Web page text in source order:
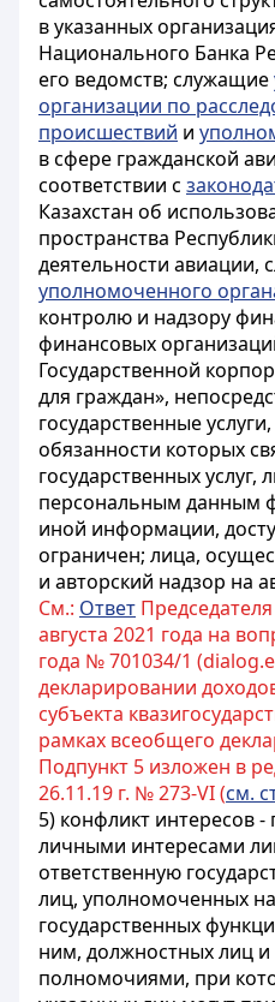
в указанных
Национального Банка
его ведомств; служащие
организации по
происшествий и
в сфере гражданской
соответствии с
Казахстан об
пространства
деятельности авиации,
уполномоченного
контролю и надзору
финансовых
Государственной
для граждан»,
государственные
обязанности которых
государственных
персональным данным
иной информации,
ограничен; лица,
и авторский надзор на
См.: Ответ
августа 2021 года на
года № 701034/1
декларировании
субъекта
рамках всеобщего
Подпункт 5 изложен в
26.11.19 г. № 273-VI (см.
5) конфликт интересов
личными интересами
ответственную
лиц, уполномоченных
государственных
ним, должностных лиц
полномочиями, при